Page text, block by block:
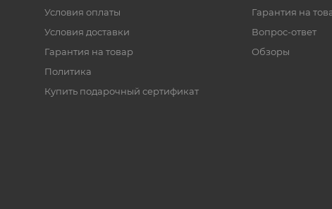
Условия оплаты
Условия доставки
Гарантия на товар
Политика
Купить подарочный сертификат
Гарантия на
Вопрос-ответ
Обзоры